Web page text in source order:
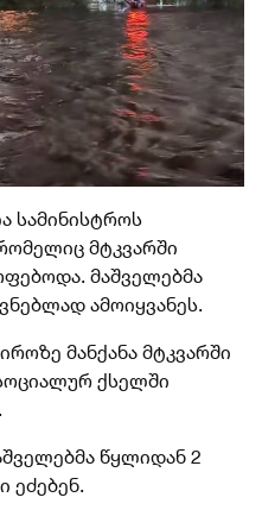
სამინისტროს
მტკვარში
მაშველებმა
ამოიყვანეს.
მანქანა მტკვარში
ქსელში
წყლიდან 2
ეძებენ.